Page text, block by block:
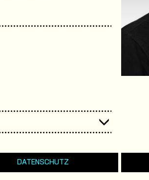
DATENSCHUTZ